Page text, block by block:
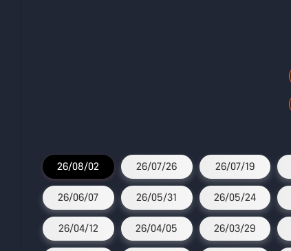
26/08/02 26/07/26 26/07/19
26/06/07 26/05/31 26/05/24
26/04/12 26/04/05 26/03/29